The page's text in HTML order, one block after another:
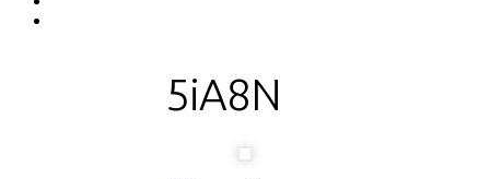
5iA8N